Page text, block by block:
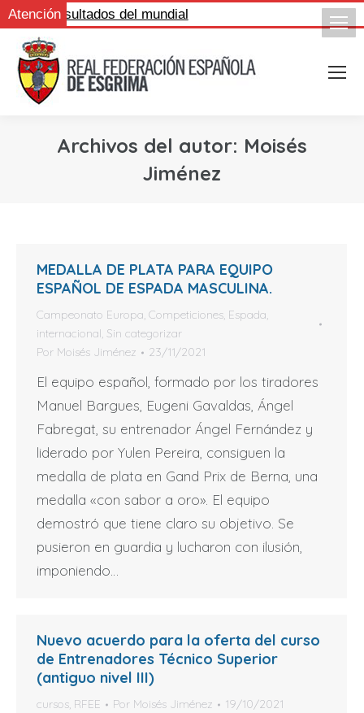
Atención
los resultados del mundial
Archivos del autor: Moisés
Jiménez
MEDALLA DE PLATA PARA EQUIPO
ESPAÑOL DE ESPADA MASCULINA.
Campeonato Europa, Competiciones, Espada,
internacional, Sin categorizar
Por Moisés Jiménez 23/11/2021
El equipo español, formado por los tiradores
Manuel Bargues, Eugeni Gavaldas, Ángel
Fabregat, su entrenador Ángel Fernández y
liderado por Yulen Pereira, consiguen la
medalla de plata en Gand Prix de Berna, una
medalla «con sabor a oro». El equipo
demostró que tiene claro su objetivo. Se
pusieron en guardia y lucharon con ilusión,
imponiendo…
Nuevo acuerdo para la oferta del curso
de Entrenadores Técnico Superior
(antiguo nivel III)
cursos, RFEE Por Moisés Jiménez 19/10/2021